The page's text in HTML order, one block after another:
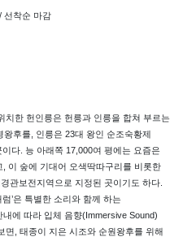
선착순 마감
치한 헌인릉은 헌릉과 인릉을 합쳐 부르는
후를, 인릉은 23대 왕인 순조숙황제
다. 능 아래쪽 17,000여 평에는 요즘은
이 숲에 기대어 오색딱따구리를 비롯한
관보전지역으로 지정된 곳이기도 하다.
’은 특별한 소리와 함께 하는
에 따라 입체 음향(Immersive Sound)
면, 태종이 지은 시조와 순원왕후를 위해